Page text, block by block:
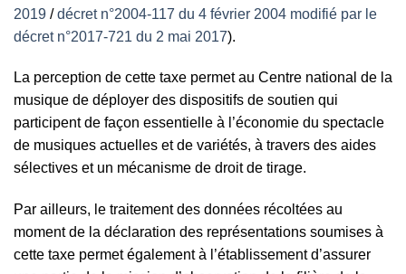
2019 /décret n°2004-117 du 4 février 2004 modifié par le
décret n°2017-721 du 2 mai 2017).
La perception de cette taxe permet au Centre national de la
musique de déployer des dispositifs de soutien qui
participent de façon essentielle à l’économie du spectacle
de musiques actuelles et de variétés, à travers des aides
sélectives et un mécanisme de droit de tirage.
Par ailleurs, le traitement des données récoltées au
moment de la déclaration des représentations soumises à
cette taxe permet également à l’établissement d’assurer